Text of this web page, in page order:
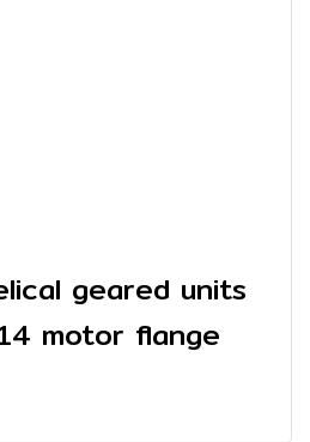
geared units
motor flange